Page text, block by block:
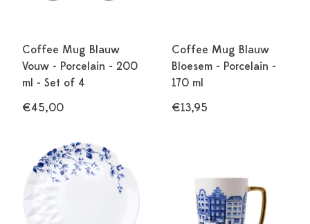
Coffee Mug Blauw
Vouw - Porcelain - 200
ml - Set of 4
€45,00
Coffee Mug Blauw
Bloesem - Porcelain -
170 ml
€13,95